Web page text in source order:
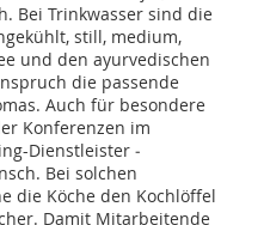
Bei Trinkwasser sind die
still, medium,
und den ayurvedischen
die passende
Auch für besondere
Konferenzen im
Dienstleister
Bei solchen
die Köche den Kochlöffel
Damit Mitarbeitende